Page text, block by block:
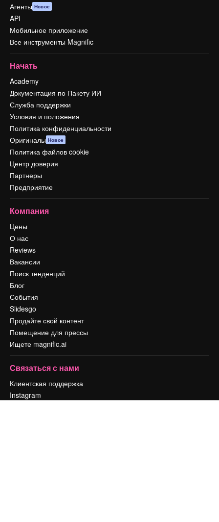
Агенты Новое
API
Мобильное приложение
Все инструменты Magnific
Начать
Academy
Документация по Пакету ИИ
Служба поддержки
Условия и положения
Политика конфиденциальности
Оригиналы Новое
Политика файлов cookie
Центр доверия
Партнеры
Предприятие
Компания
Цены
О нас
Reviews
Вакансии
Поиск тенденций
Блог
События
Slidesgo
Продайте свой контент
Помещение для прессы
Ищете magnific.ai
Связаться с нами
Клиентская поддержка
Instagram